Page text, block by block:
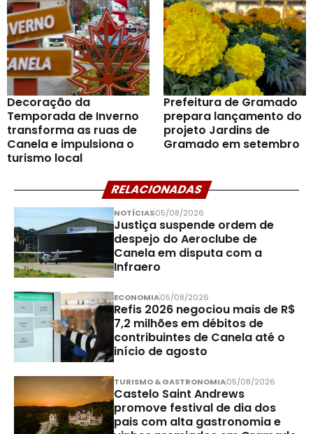
Decoração da
Temporada de Inverno
transforma as ruas de
Canela e impulsiona o
turismo local
Prefeitura de Gramado
prepara lançamento do
projeto Jardins de
Gramado em setembro
RELACIONADAS
NOTÍCIAS05/08/2026
Justiça suspende ordem de
despejo do Aeroclube de
Canela em disputa com a
Infraero
ECONOMIA05/08/2026
Refis 2026 negociou mais de R$
7,2 milhões em débitos de
contribuintes de Canela até o
início de agosto
TURISMO & GASTRONOMIA05/08/2026
Castelo Saint Andrews
promove festival de dia dos
pais com alta gastronomia e